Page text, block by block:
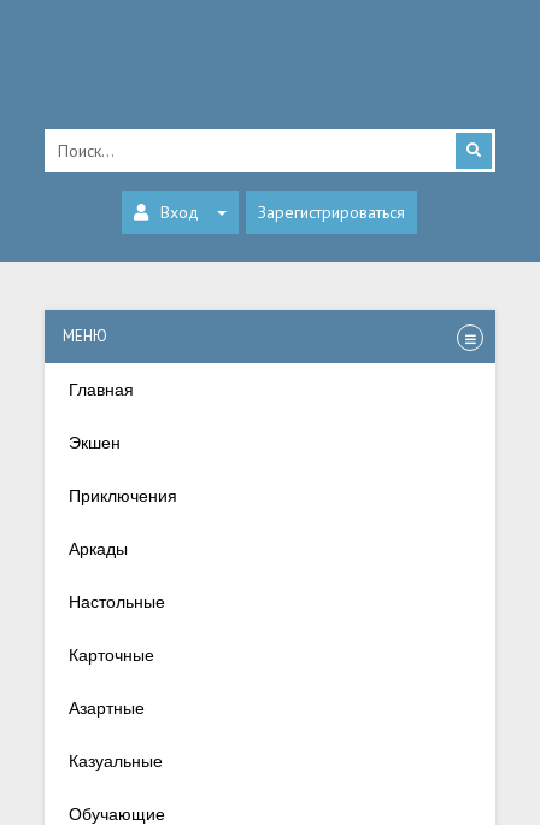
Вход Зарегистрироваться
МЕНЮ
Главная
Экшен
Приключения
Аркады
Настольные
Карточные
Азартные
Казуальные
Обучающие